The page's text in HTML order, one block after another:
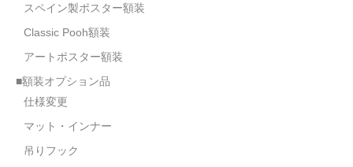
スペイン製ポスター額装
Classic Pooh額装
アートポスター額装
■額装オプション品
仕様変更
マット・インナー
吊りフック